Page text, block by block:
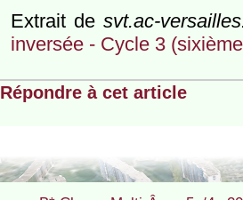
Extrait desvt.ac-
inversée - Cycle 3
Répondre à cet article